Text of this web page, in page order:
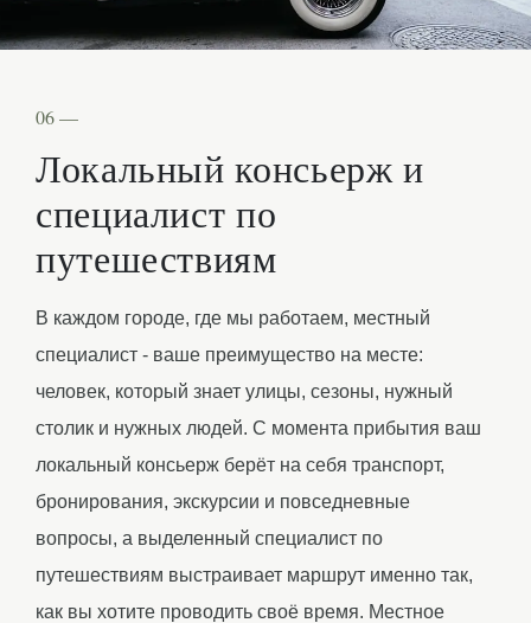
06 —
Локальный консьерж и
специалист по
путешествиям
В каждом городе, где мы работаем, местный
специалист - ваше преимущество на месте:
человек, который знает улицы, сезоны, нужный
столик и нужных людей. С момента прибытия ваш
локальный консьерж берёт на себя транспорт,
бронирования, экскурсии и повседневные
вопросы, а выделенный специалист по
путешествиям выстраивает маршрут именно так,
как вы хотите проводить своё время. Местное